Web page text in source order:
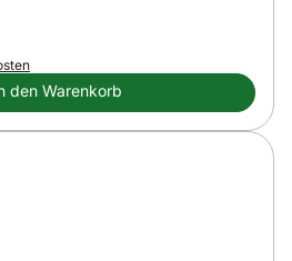
den Warenkorb